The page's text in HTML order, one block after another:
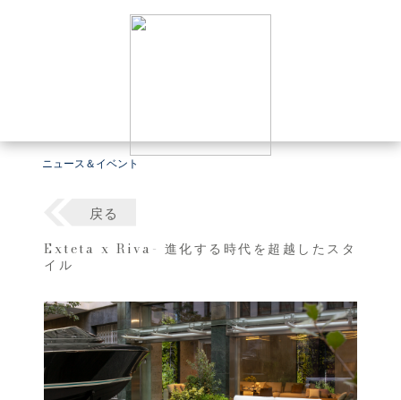
ニュース＆イベント
戻る
Exteta x Riva- 進化する時代を超越したスタ
イル